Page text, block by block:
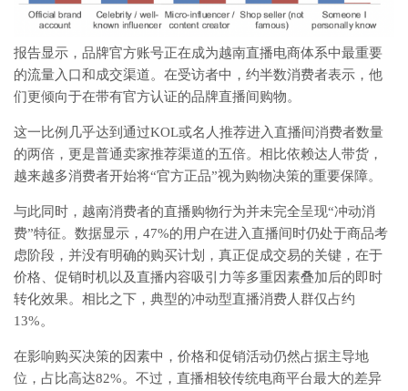
报告显示，品牌官方账号正在成为越南直播电商体系中最重要
的流量入口和成交渠道。在受访者中，约半数消费者表示，他
们更倾向于在带有官方认证的品牌直播间购物。
这一比例几乎达到通过KOL或名人推荐进入直播间消费者数量
的两倍，更是普通卖家推荐渠道的五倍。相比依赖达人带货，
越来越多消费者开始将“官方正品”视为购物决策的重要保障。
与此同时，越南消费者的直播购物行为并未完全呈现“冲动消
费”特征。数据显示，47%的用户在进入直播间时仍处于商品考
虑阶段，并没有明确的购买计划，真正促成交易的关键，在于
价格、促销时机以及直播内容吸引力等多重因素叠加后的即时
转化效果。相比之下，典型的冲动型直播消费人群仅占约
13%。
在影响购买决策的因素中，价格和促销活动仍然占据主导地
位，占比高达82%。不过，直播相较传统电商平台最大的差异